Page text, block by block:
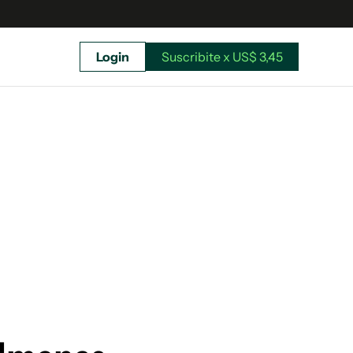
Login Suscribite x US$ 3,45